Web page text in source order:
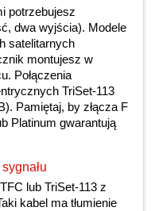
potrzebujesz
dwa wyjścia). Modele
satelitarnych
montujesz w
Połączenia
TriSet-113
Pamiętaj, by złącza F
Platinum gwarantują
lub TriSet-113 z
kabel ma tłumienie